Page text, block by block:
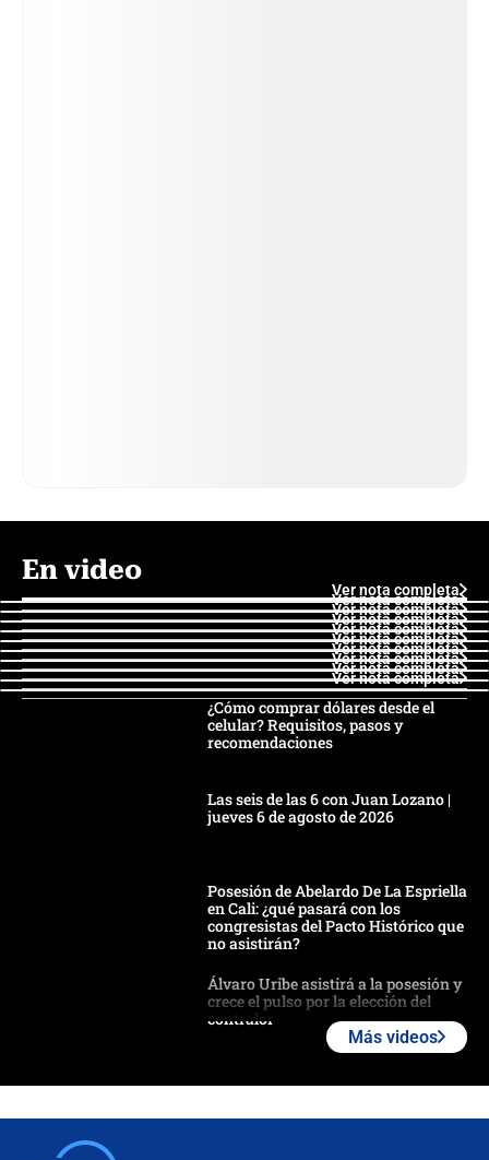
En video
Ver nota completa
Ver nota completa
Ver nota completa
Ver nota completa
Ver nota completa
Ver nota completa
Ver nota completa
Ver nota completa
Ver nota completa
Ver nota completa
¿Cómo comprar dólares desde el
celular? Requisitos, pasos y
recomendaciones
Las seis de las 6 con Juan Lozano |
jueves 6 de agosto de 2026
Posesión de Abelardo De La Espriella
en Cali: ¿qué pasará con los
congresistas del Pacto Histórico que
no asistirán?
Álvaro Uribe asistirá a la posesión y
crece el pulso por la elección del
contralor
Juan Lozano - 6 de agosto de 2026
Más videos